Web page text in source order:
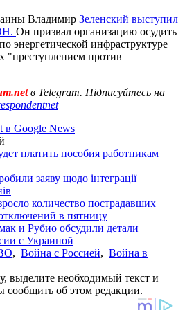
Владимир Зеленский выступил
Он призвал организацию осудить
энергетической инфраструктуре
"преступлением против
в Telegram. Підписуйтесь на
в Google News
платить пособия работникам
заяву щодо інтеграції
количество пострадавших
в пятницу
и Рубио обсудили детали
с Украиной
, Война с Россией, Война в
выделите необходимый текст и
сообщить об этом редакции.